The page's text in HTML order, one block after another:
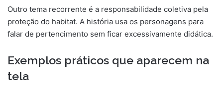
Outro tema recorrente é a responsabilidade coletiva pela
proteção do habitat. A história usa os personagens para
falar de pertencimento sem ficar excessivamente didática.
Exemplos práticos que aparecem na
tela